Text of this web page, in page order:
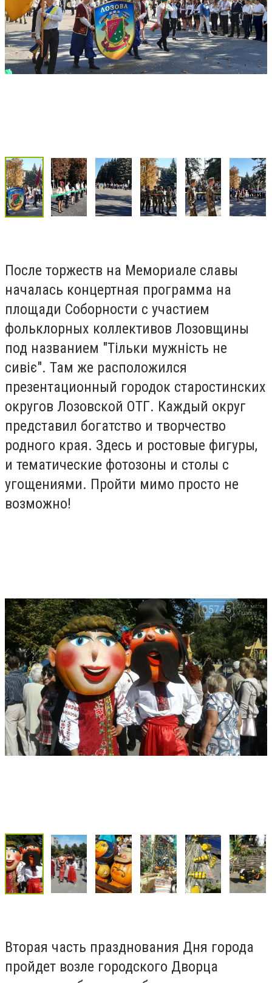
После торжеств на Мемориале славы
началась концертная программа на
площади Соборности с участием
фольклорных коллективов Лозовщины
под названием "Тільки мужність не
сивіє". Там же расположился
презентационный городок старостинских
округов Лозовской ОТГ. Каждый округ
представил богатство и творчество
родного края. Здесь и ростовые фигуры,
и тематические фотозоны и столы с
угощениями. Пройти мимо просто не
возможно!
Вторая часть празднования Дня города
пройдет возле городского Дворца